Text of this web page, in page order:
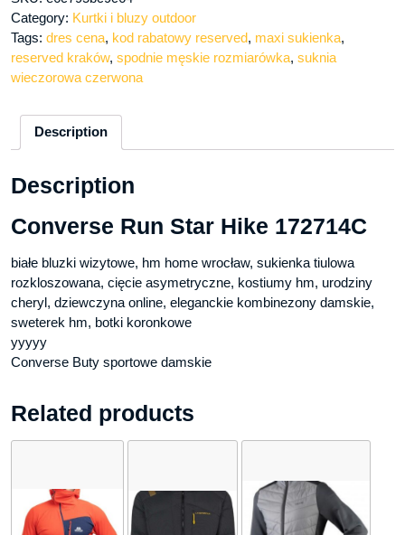
Category: Kurtki i bluzy outdoor
Tags: dres cena, kod rabatowy reserved, maxi sukienka,
reserved kraków, spodnie męskie rozmiarówka, suknia
wieczorowa czerwona
Description
Description
Converse Run Star Hike 172714C
białe bluzki wizytowe, hm home wrocław, sukienka tiulowa
rozkloszowana, cięcie asymetryczne, kostiumy hm, urodziny
cheryl, dziewczyna online, eleganckie kombinezony damskie,
sweterek hm, botki koronkowe
yyyyy
Converse Buty sportowe damskie
Related products